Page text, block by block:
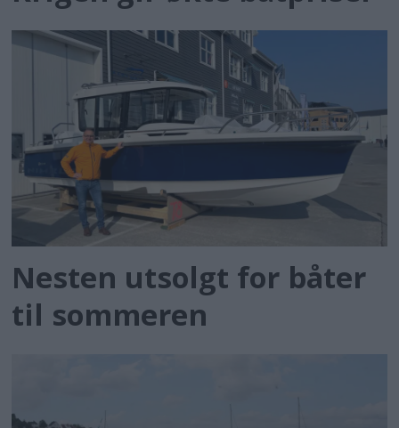
Nesten utsolgt for båter
til sommeren